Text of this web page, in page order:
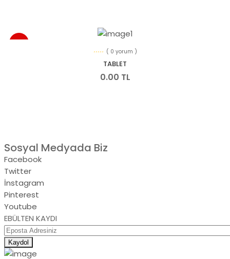
( 0 yorum )
TABLET
0.00 TL
Sosyal Medyada Biz
Facebook
Twitter
İnstagram
Pinterest
Youtube
EBÜLTEN KAYDI
Kaydol